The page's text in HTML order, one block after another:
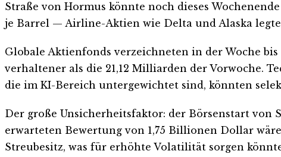
Straße von Hormus könnte noch dieses
je Barrel — Airline-Aktien wie Delta und Alaska
Globale Aktienfonds verzeichneten in der Woche
verhaltener als die 21,12 Milliarden der Vorwoche.
die im KI-Bereich untergewichtet sind, könnten
Der große Unsicherheitsfaktor: der Börsenstart von
erwarteten Bewertung von 1,75 Billionen Dollar
Streubesitz, was für erhöhte Volatilität sorgen